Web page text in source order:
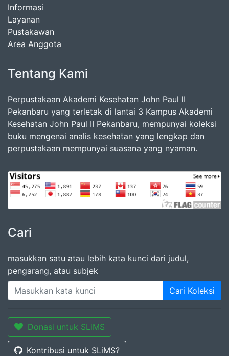
Informasi
Layanan
Pustakawan
Area Anggota
Tentang Kami
Perpustakaan Akademi Kesehatan John Paul II
Pekanbaru yang terletak di lantai 3 Kampus Akademi
Kesehatan John Paul II Pekanbaru, mempunyai koleksi
buku mengenai analis kesehatan yang lengkap dan
perpustakaan mempunyai suasana yang nyaman.
Cari
masukkan satu atau lebih kata kunci dari judul,
pengarang, atau subjek
Cari Koleksi
Donasi untuk SLiMS
Kontribusi untuk SLiMS?